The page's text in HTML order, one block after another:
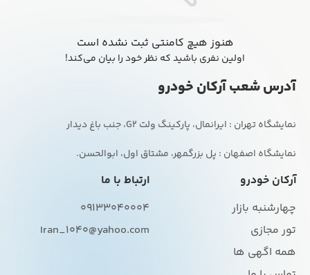
هنوز هیچ کامنتی ثبت نشده است
اولین نفری باشید که نظر خود را بیان می‌کند!
آدرس شعب آرکان خودرو
نمایشگاه اصفهان : پل بزرگمهر، مشتاق اول، ابوالحسن.
آرکان خودرو
چهارشنبه بازار
تور مجازی
همه اگهی ها
ارتباط با ما
09133040004
Iran_1040@yahoo.com